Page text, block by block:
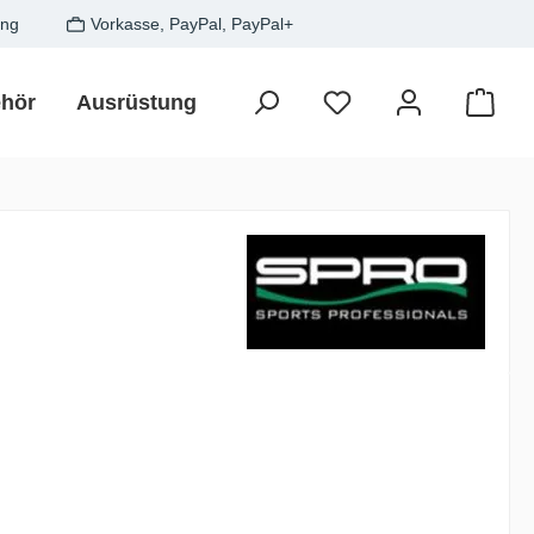
Vorkasse, PayPal, PayPal+
Ausrüstung Zielfisch SALE